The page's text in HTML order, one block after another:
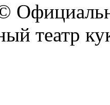
театр